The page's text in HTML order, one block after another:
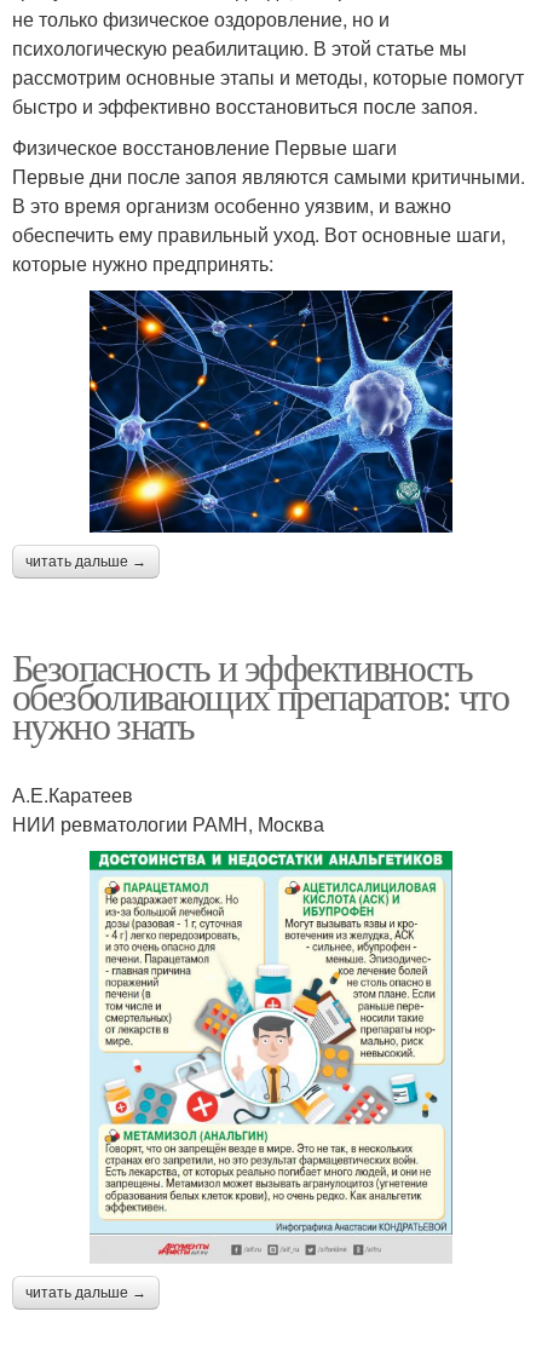
не только физическое оздоровление, но и
психологическую реабилитацию. В этой статье мы
рассмотрим основные этапы и методы, которые помогут
быстро и эффективно восстановиться после запоя.
Физическое восстановление Первые шаги
Первые дни после запоя являются самыми критичными.
В это время организм особенно уязвим, и важно
обеспечить ему правильный уход. Вот основные шаги,
которые нужно предпринять:
читать дальше →
Безопасность и эффективность
обезболивающих препаратов: что
нужно знать
А.Е.Каратеев
НИИ ревматологии РАМН, Москва
читать дальше →